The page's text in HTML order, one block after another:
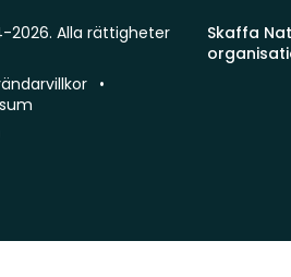
Skaffa
2026. Alla rättigheter